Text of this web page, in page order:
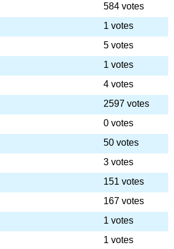
584 votes
1 votes
5 votes
1 votes
4 votes
2597 votes
0 votes
50 votes
3 votes
151 votes
167 votes
1 votes
1 votes